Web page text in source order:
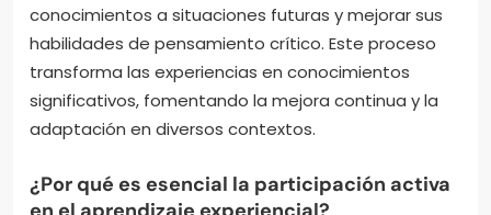
conocimientos a situaciones futuras y mejorar sus
habilidades de pensamiento crítico. Este proceso
transforma las experiencias en conocimientos
significativos, fomentando la mejora continua y la
adaptación en diversos contextos.
¿Por qué es esencial la participación activa